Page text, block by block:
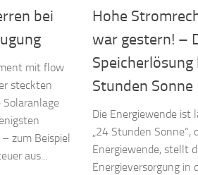
bei
mit flow
steckten
Solaranlage
zum Beispiel
aus...
Hohe
war gestern! –
Stunden Sonne
Die Energiewende ist
„24 Stunden Sonne“,
Energiewende, stellt
Energieversorgung in